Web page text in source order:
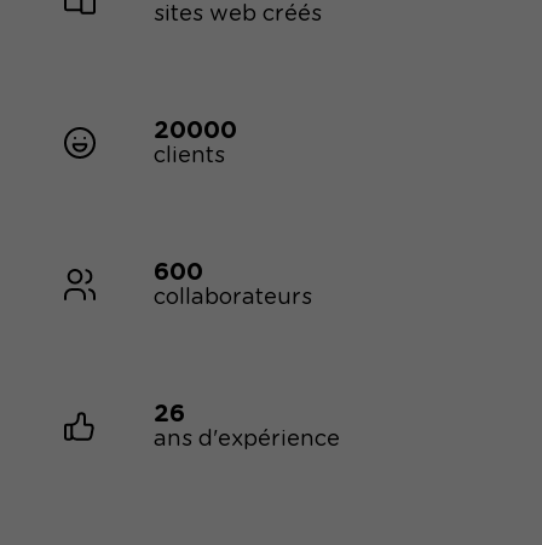
sites web créés
20000
clients
600
collaborateurs
26
ans d'expérience